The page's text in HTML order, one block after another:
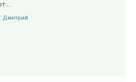
...
Дмитрий